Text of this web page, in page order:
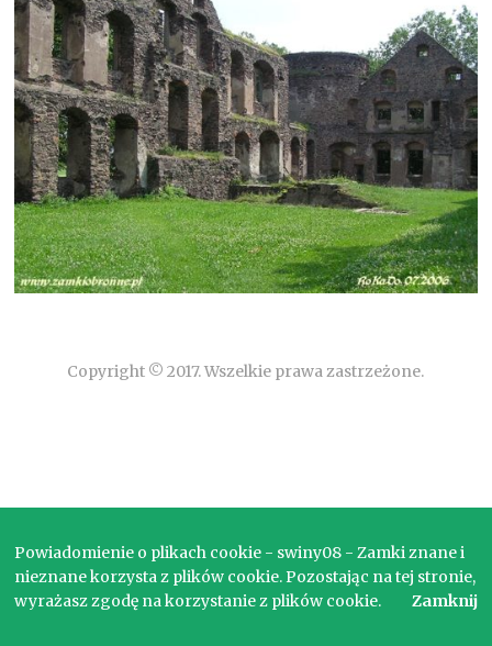
Copyright © 2017. Wszelkie prawa zastrzeżone.
Powiadomienie o plikach cookie - swiny08 - Zamki znane i
nieznane korzysta z plików cookie. Pozostając na tej stronie,
wyrażasz zgodę na korzystanie z plików cookie.
Zamknij